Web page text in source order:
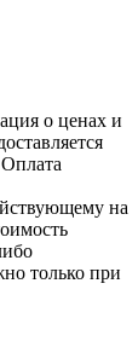
о ценах и
на
только при